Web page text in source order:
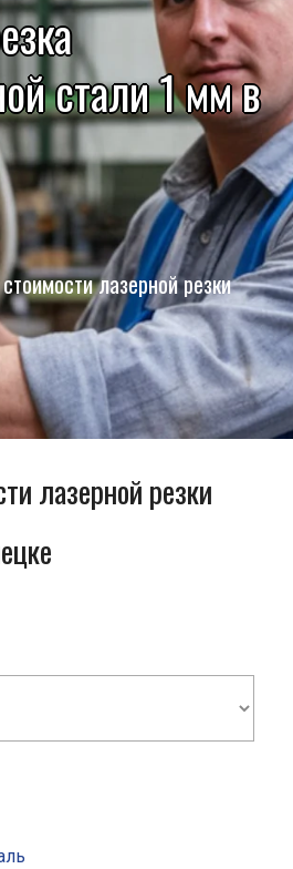
стали 1 мм в
лазерной резки
лазерной резки